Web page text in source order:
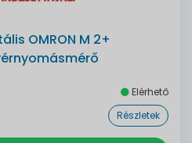
OMRON M 2+
Elérhető
Részletek